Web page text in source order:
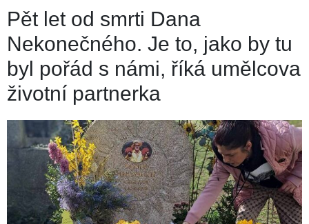
Pět let od smrti Dana
Nekonečného. Je to, jako by tu
byl pořád s námi, říká umělcova
životní partnerka